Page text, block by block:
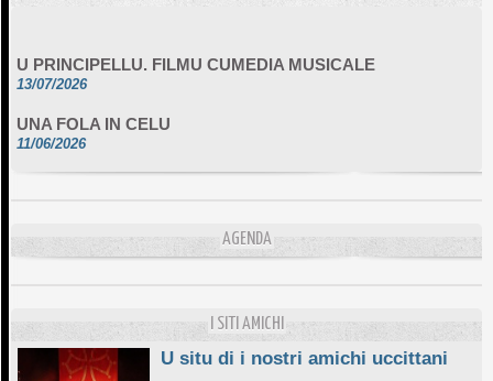
13/07/2026
11/06/2026
DA SCIMULÌ
AGENDA
I SITI AMICHI
U situ di i nostri amichi uccittani